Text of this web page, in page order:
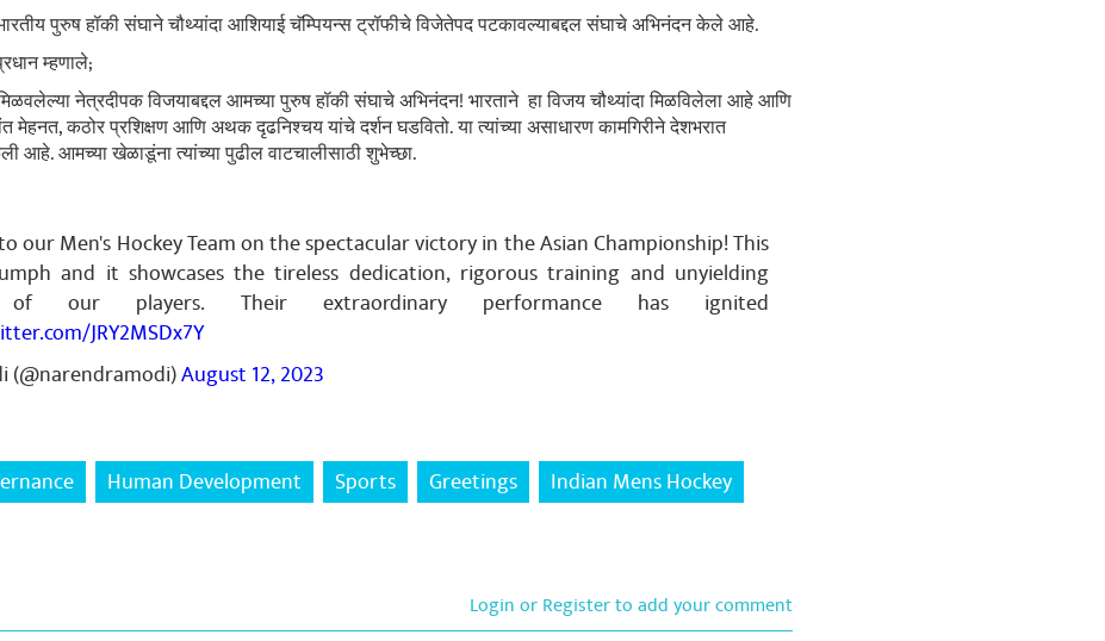
पुरुष हॉकी संघाने चौथ्यांदा आशियाई चॅम्पियन्स ट्रॉफीचे विजेतेपद पटकावल्याबद्दल संघाचे अभिनंदन केले आहे.
म्हणाले;
नेत्रदीपक विजयाबद्दल आमच्या पुरुष हॉकी संघाचे अभिनंदन! भारताने हा विजय चौथ्यांदा मिळविलेला आहे आणि
कठोर प्रशिक्षण आणि अथक दृढनिश्चय यांचे दर्शन घडवितो. या त्यांच्या असाधारण कामगिरीने देशभरात
आहे. आमच्या खेळाडूंना त्यांच्या पुढील वाटचालीसाठी शुभेच्छा.
our Men's Hockey Team on the spectacular victory in the Asian Championship! This
and it showcases the tireless dedication, rigorous training and unyielding
of our players. Their extraordinary performance has ignited
JRY2MSDx7Y
(@narendramodi)August 12, 2023
Human Development Sports Greetings
Indian Mens Hockey
Login or Register to add your comment